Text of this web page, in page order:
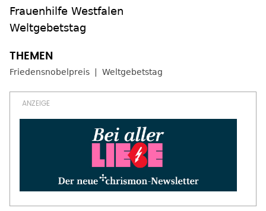
Frauenhilfe Westfalen
Weltgebetstag
Friedensnobelpreis Weltgebetstag